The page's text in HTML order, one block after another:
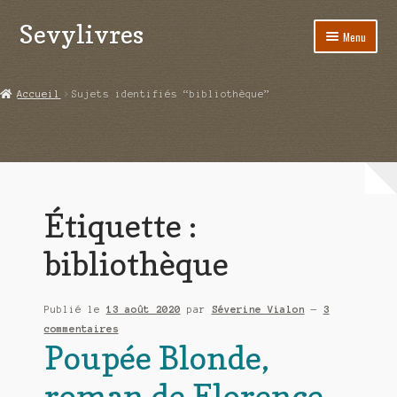
Aller
Aller
au
Sevylivres Menu
Au nom de la justice
Boutique
Commande
Accueil Sujets identifiés “bibliothèque”
Étiquette :
bibliothèque
Publié le 13 août 2020 par Séverine Vialon — 3
commentaires
Poupée Blonde,